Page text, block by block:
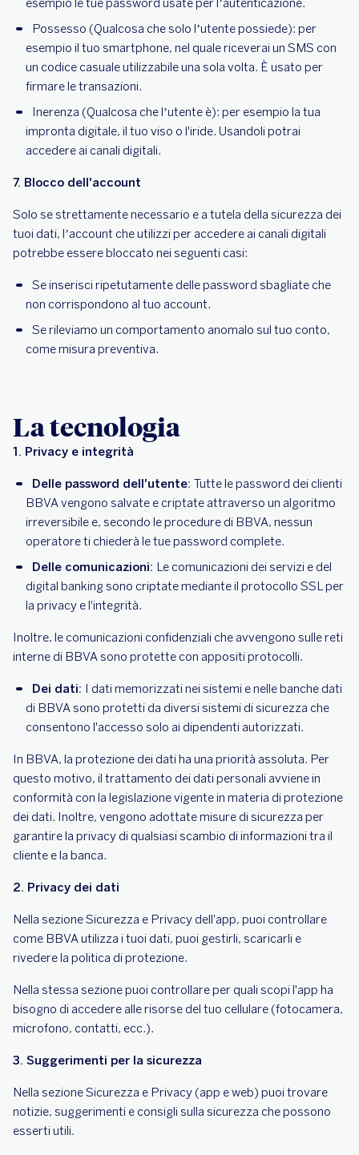
esempio le tue password usate per l’autenticazione.
Possesso (Qualcosa che solo l’utente possiede): per
esempio il tuo smartphone, nel quale riceverai un SMS con
un codice casuale utilizzabile una sola volta. È usato per
firmare le transazioni.
Inerenza (Qualcosa che l’utente è): per esempio la tua
impronta digitale, il tuo viso o l'iride. Usandoli potrai
accedere ai canali digitali.
7. Blocco dell'account
Solo se strettamente necessario e a tutela della sicurezza dei
tuoi dati, l’account che utilizzi per accedere ai canali digitali
potrebbe essere bloccato nei seguenti casi:
Se inserisci ripetutamente delle password sbagliate che
non corrispondono al tuo account.
Se rileviamo un comportamento anomalo sul tuo conto,
come misura preventiva.
La tecnologia
1. Privacy e integrità
Delle password dell'utente: Tutte le password dei clienti
BBVA vengono salvate e criptate attraverso un algoritmo
irreversibile e, secondo le procedure di BBVA, nessun
operatore ti chiederà le tue password complete.
Delle comunicazioni: Le comunicazioni dei servizi e del
digital banking sono criptate mediante il protocollo SSL per
la privacy e l'integrità.
Inoltre, le comunicazioni confidenziali che avvengono sulle reti
interne di BBVA sono protette con appositi protocolli.
Dei dati: I dati memorizzati nei sistemi e nelle banche dati
di BBVA sono protetti da diversi sistemi di sicurezza che
consentono l'accesso solo ai dipendenti autorizzati.
In BBVA, la protezione dei dati ha una priorità assoluta. Per
questo motivo, il trattamento dei dati personali avviene in
conformità con la legislazione vigente in materia di protezione
dei dati. Inoltre, vengono adottate misure di sicurezza per
garantire la privacy di qualsiasi scambio di informazioni tra il
cliente e la banca.
2. Privacy dei dati
Nella sezione Sicurezza e Privacy dell'app, puoi controllare
come BBVA utilizza i tuoi dati, puoi gestirli, scaricarli e
rivedere la politica di protezione.
Nella stessa sezione puoi controllare per quali scopi l'app ha
bisogno di accedere alle risorse del tuo cellulare (fotocamera,
microfono, contatti, ecc.).
3. Suggerimenti per la sicurezza
Nella sezione Sicurezza e Privacy (app e web) puoi trovare
notizie, suggerimenti e consigli sulla sicurezza che possono
esserti utili.